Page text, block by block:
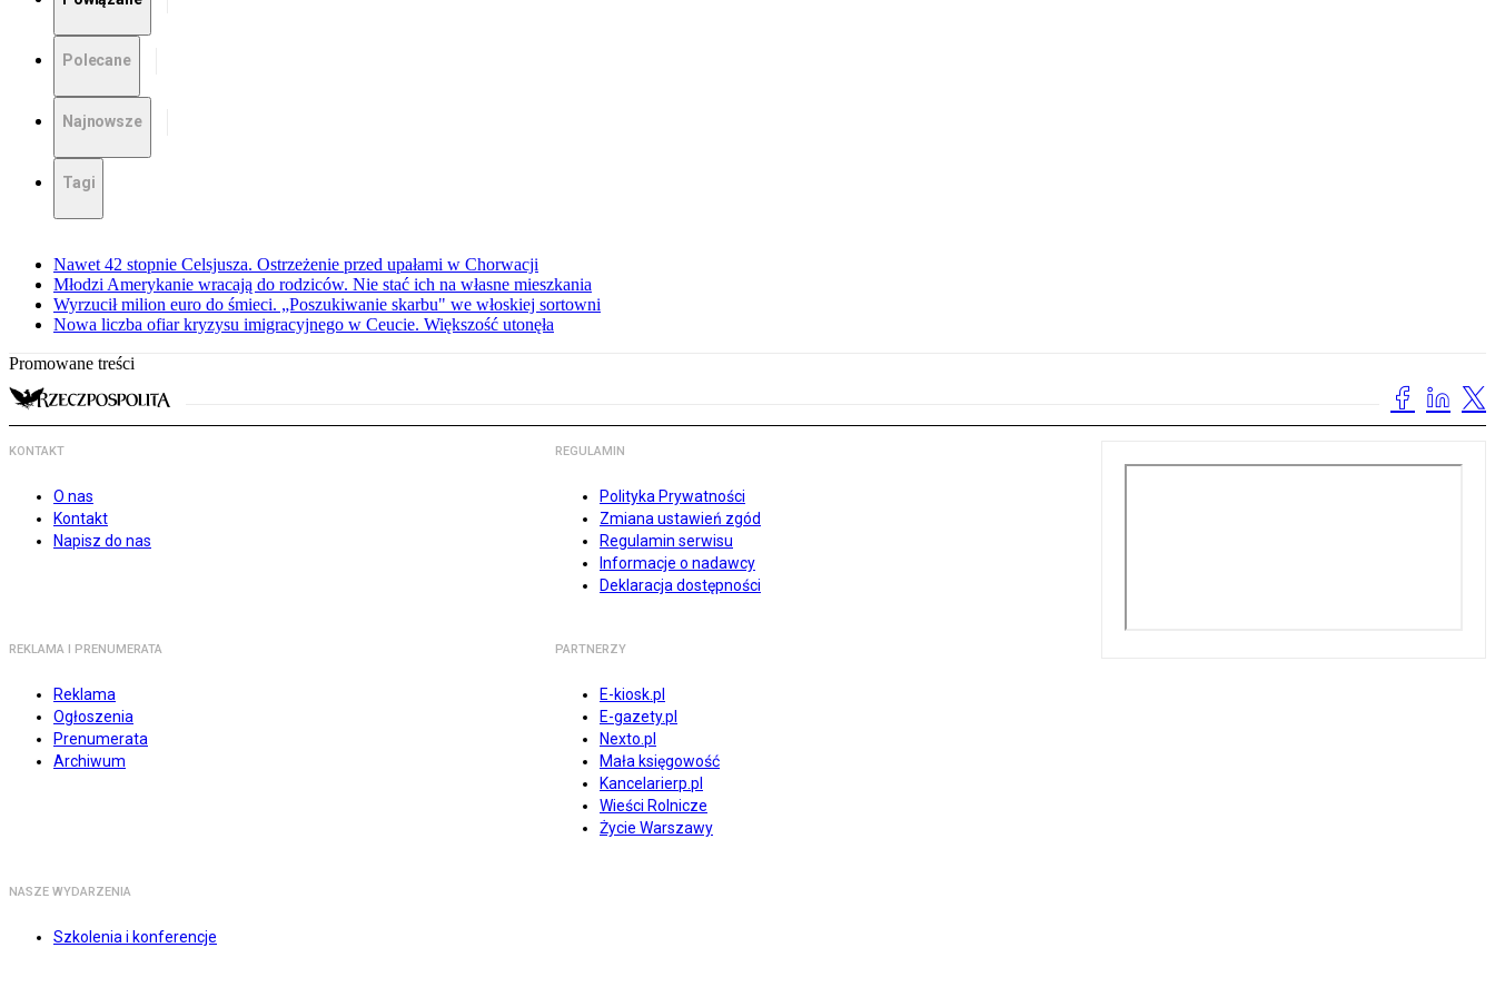
Polecane
Najnowsze
Tagi
Nawet 42 stopnie Celsjusza. Ostrzeżenie przed upałami w Chorwacji
Młodzi Amerykanie wracają do rodziców. Nie stać ich na własne mieszkania
Wyrzucił milion euro do śmieci. „Poszukiwanie skarbu" we włoskiej sortowni
Nowa liczba ofiar kryzysu imigracyjnego w Ceucie. Większość utonęła
Promowane treści
KONTAKT
O nas
Kontakt
Napisz do nas
REGULAMIN
Polityka Prywatności
Zmiana ustawień zgód
Regulamin serwisu
Informacje o nadawcy
Deklaracja dostępności
REKLAMA I PRENUMERATA
Reklama
Ogłoszenia
Prenumerata
Archiwum
PARTNERZY
E-kiosk.pl
E-gazety.pl
Nexto.pl
Mała księgowość
Kancelarierp.pl
Wieści Rolnicze
Życie Warszawy
NASZE WYDARZENIA
Szkolenia i konferencje